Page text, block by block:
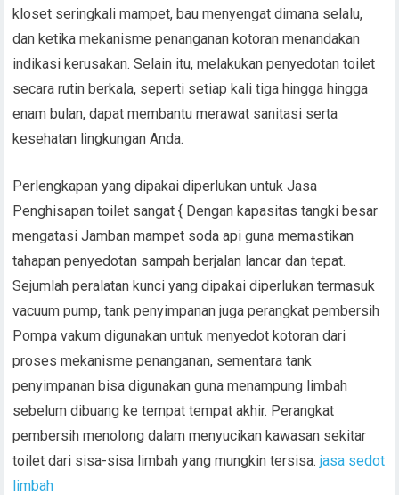
kloset seringkali mampet, bau menyengat dimana selalu,
dan ketika mekanisme penanganan kotoran menandakan
indikasi kerusakan. Selain itu, melakukan penyedotan toilet
secara rutin berkala, seperti setiap kali tiga hingga hingga
enam bulan, dapat membantu merawat sanitasi serta
kesehatan lingkungan Anda.
Perlengkapan yang dipakai diperlukan untuk Jasa
Penghisapan toilet sangat { Dengan kapasitas tangki besar
mengatasi Jamban mampet soda api guna memastikan
tahapan penyedotan sampah berjalan lancar dan tepat.
Sejumlah peralatan kunci yang dipakai diperlukan termasuk
vacuum pump, tank penyimpanan juga perangkat pembersih
Pompa vakum digunakan untuk menyedot kotoran dari
proses mekanisme penanganan, sementara tank
penyimpanan bisa digunakan guna menampung limbah
sebelum dibuang ke tempat tempat akhir. Perangkat
pembersih menolong dalam menyucikan kawasan sekitar
toilet dari sisa-sisa limbah yang mungkin tersisa.jasa sedot
limbah